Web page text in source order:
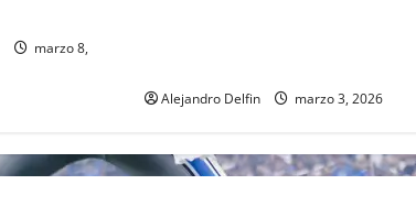
marzo 8,
Alejandro Delfin marzo 3, 2026